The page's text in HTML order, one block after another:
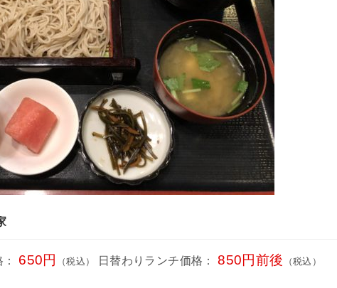
650円 （税込） 日替わりランチ価格： 850円前後 （税込）